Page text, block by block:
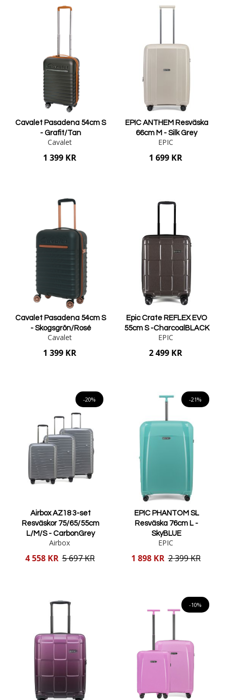
Cavalet Pasadena 54cm S
- Grafit/Tan
Cavalet
1 399 KR
EPIC ANTHEM Resväska
66cm M - Silk Grey
EPIC
1 699 KR
Cavalet Pasadena 54cm S
- Skogsgrön/Rosé
Cavalet
1 399 KR
Epic Crate REFLEX EVO
55cm S -CharcoalBLACK
EPIC
2 499 KR
-20%
Airbox AZ18 3-set
Resväskor 75/65/55cm
L/M/S - CarbonGrey
Airbox
Reducerat
4 558 KR 5 697 KR
-21%
EPIC PHANTOM SL
Resväska 76cm L -
SkyBLUE
EPIC
Reducerat
1 898 KR 2 399 KR
-10%